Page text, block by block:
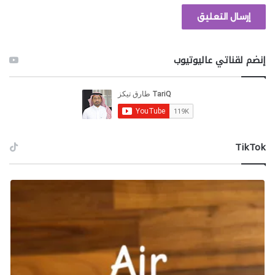
توجه إلى المتجر العام في مدينة رودس، وستجد كلبًا “طيبًا”
ينبح على نافذة المتجر، وفي تصوير رائع لسلوك الكلاب
ميزة إطعام الكلاب في اللعبة، ربما هذه هي التفصيلة
عروض موسيقية واقعية
إنضم لقناتي عاليوتيوب
‫TikTok